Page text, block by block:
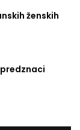
ženskih